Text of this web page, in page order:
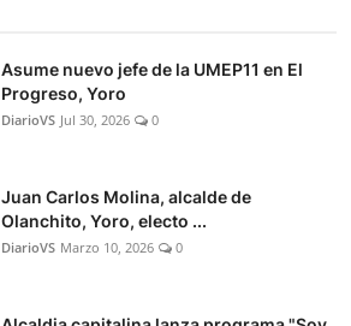
Asume nuevo jefe de la UMEP11 en El
Progreso, Yoro
DiarioVS Jul 30, 2026 0
Juan Carlos Molina, alcalde de
Olanchito, Yoro, electo ...
DiarioVS Marzo 10, 2026 0